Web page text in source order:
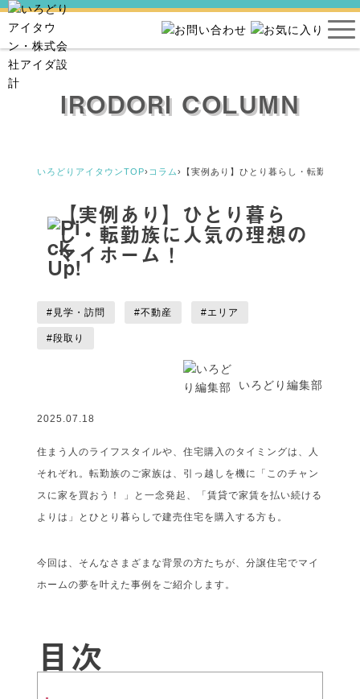
IRODORI COLUMN
いろどりアイタウンTOP› コラム› 【実例あり】ひとり暮らし・転勤族に
【実例あり】ひとり暮ら
し・転勤族に人気の理想の
マイホーム！
#見学・訪問 #不動産 #エリア
#段取り
いろどり編集部
2025.07.18
住まう人のライフスタイルや、住宅購入のタイミングは、人
それぞれ。転勤族のご家族は、引っ越しを機に「このチャン
スに家を買おう！ 」と一念発起、「賃貸で家賃を払い続ける
よりは」とひとり暮らしで建売住宅を購入する方も。
今回は、そんなさまざまな背景の方たちが、分譲住宅でマイ
ホームの夢を叶えた事例をご紹介します。
目次